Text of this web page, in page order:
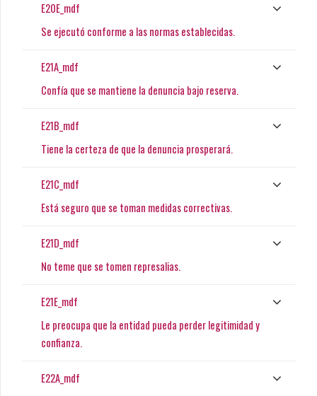
E20E_mdf
Se ejecutó conforme a las normas establecidas.
E21A_mdf
Confía que se mantiene la denuncia bajo reserva.
E21B_mdf
Tiene la certeza de que la denuncia prosperará.
E21C_mdf
Está seguro que se toman medidas correctivas.
E21D_mdf
No teme que se tomen represalias.
E21E_mdf
Le preocupa que la entidad pueda perder legitimidad y
confianza.
E22A_mdf